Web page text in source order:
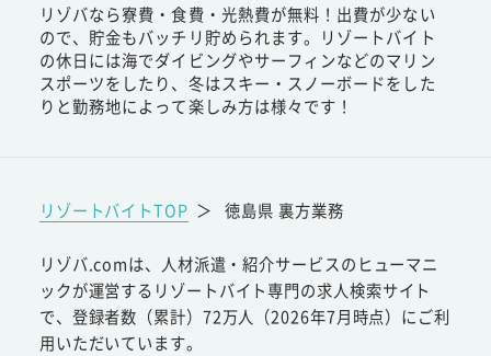
リゾバなら寮費・食費・光熱費が無料！出費が少ない
ので、貯金もバッチリ貯められます。リゾートバイト
の休日には海でダイビングやサーフィンなどのマリン
スポーツをしたり、冬はスキー・スノーボードをした
りと勤務地によって楽しみ方は様々です！
リゾートバイトTOP ＞ 徳島県 裏方業務
リゾバ.comは、人材派遣・紹介サービスのヒューマニ
ックが運営するリゾートバイト専門の求人検索サイト
で、登録者数（累計）72万人（2026年7月時点）にご利
用いただいています。